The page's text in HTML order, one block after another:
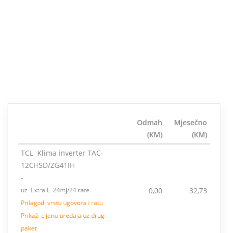
Odmah
(KM)
Mjesečno
(KM)
TCL Klima inverter TAC-
12CHSD/ZG41IH
-
uz Extra L 24mj/24 rate
Prilagodi vrstu ugovora i ratu
Prikaži cijenu uređaja uz drugi
paket
0,00 32,73